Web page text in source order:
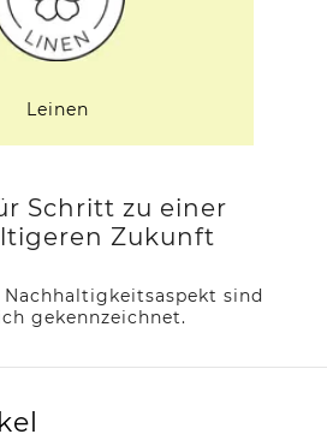
Leinen
Schritt zu einer
Zukunft
sind
gekennzeichnet.